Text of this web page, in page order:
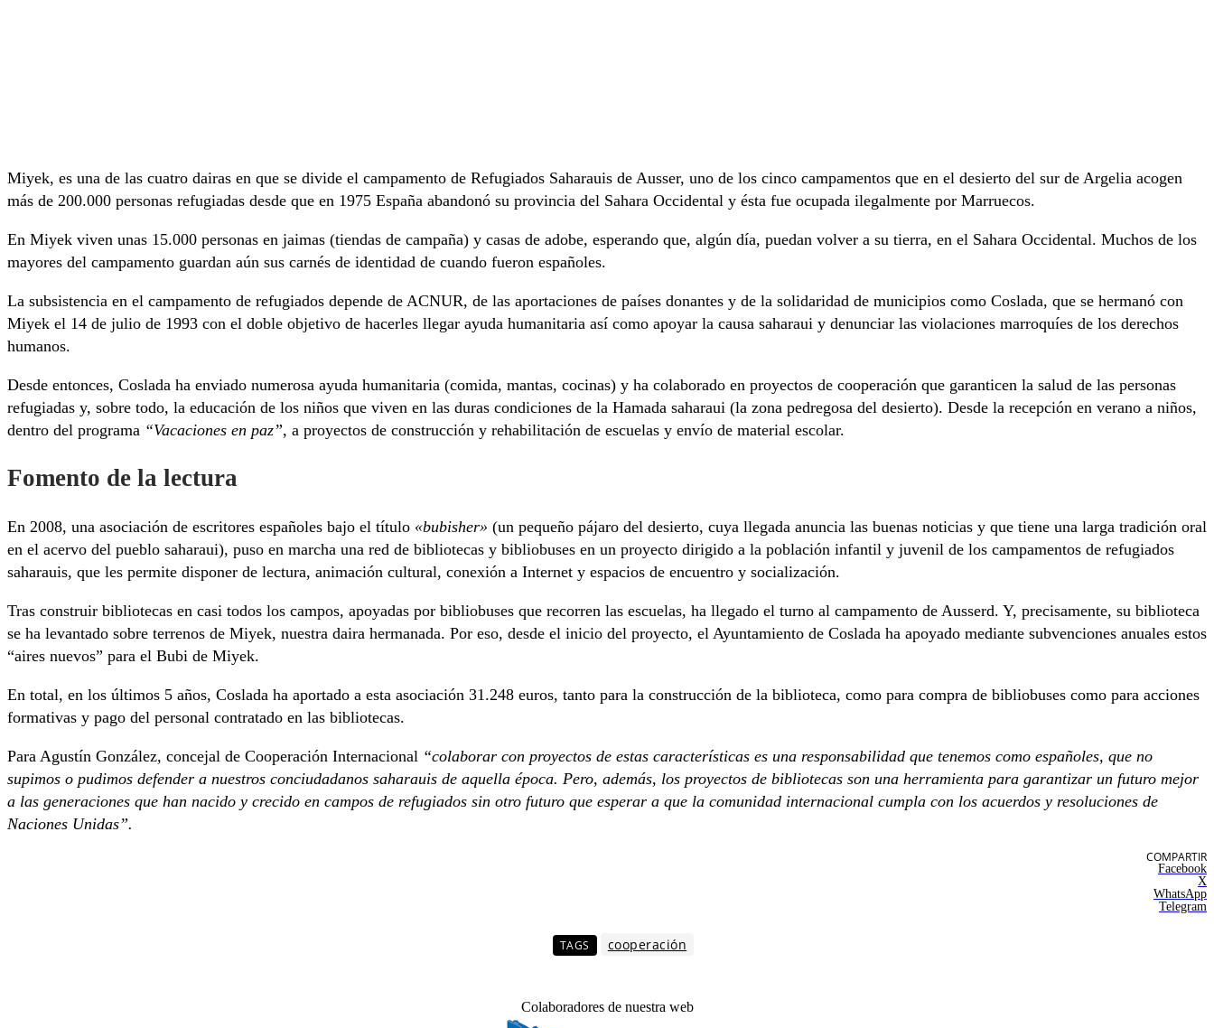
Miyek, es una de las cuatro dairas en que se divide el campamento de Refugiados Saharauis de Ausser, uno de los cinco campamentos que en el desierto del sur de Argelia acogen
más de 200.000 personas refugiadas desde que en 1975 España abandonó su provincia del Sahara Occidental y ésta fue ocupada ilegalmente por Marruecos.
En Miyek viven unas 15.000 personas en jaimas (tiendas de campaña) y casas de adobe, esperando que, algún día, puedan volver a su tierra, en el Sahara Occidental. Muchos de los
mayores del campamento guardan aún sus carnés de identidad de cuando fueron españoles.
La subsistencia en el campamento de refugiados depende de ACNUR, de las aportaciones de países donantes y de la solidaridad de municipios como Coslada, que se hermanó con
Miyek el 14 de julio de 1993 con el doble objetivo de hacerles llegar ayuda humanitaria así como apoyar la causa saharaui y denunciar las violaciones marroquíes de los derechos
humanos.
Desde entonces, Coslada ha enviado numerosa ayuda humanitaria (comida, mantas, cocinas) y ha colaborado en proyectos de cooperación que garanticen la salud de las personas
refugiadas y, sobre todo, la educación de los niños que viven en las duras condiciones de la Hamada saharaui (la zona pedregosa del desierto). Desde la recepción en verano a niños,
dentro del programa “Vacaciones en paz”, a proyectos de construcción y rehabilitación de escuelas y envío de material escolar.
Fomento de la lectura
En 2008, una asociación de escritores españoles bajo el título «bubisher» (un pequeño pájaro del desierto, cuya llegada anuncia las buenas noticias y que tiene una larga tradición oral
en el acervo del pueblo saharaui), puso en marcha una red de bibliotecas y bibliobuses en un proyecto dirigido a la población infantil y juvenil de los campamentos de refugiados
saharauis, que les permite disponer de lectura, animación cultural, conexión a Internet y espacios de encuentro y socialización.
Tras construir bibliotecas en casi todos los campos, apoyadas por bibliobuses que recorren las escuelas, ha llegado el turno al campamento de Ausserd. Y, precisamente, su biblioteca
se ha levantado sobre terrenos de Miyek, nuestra daira hermanada. Por eso, desde el inicio del proyecto, el Ayuntamiento de Coslada ha apoyado mediante subvenciones anuales estos
“aires nuevos” para el Bubi de Miyek.
En total, en los últimos 5 años, Coslada ha aportado a esta asociación 31.248 euros, tanto para la construcción de la biblioteca, como para compra de bibliobuses como para acciones
formativas y pago del personal contratado en las bibliotecas.
Para Agustín González, concejal de Cooperación Internacional “colaborar con proyectos de estas características es una responsabilidad que tenemos como españoles, que no
supimos o pudimos defender a nuestros conciudadanos saharauis de aquella época. Pero, además, los proyectos de bibliotecas son una herramienta para garantizar un futuro mejor
a las generaciones que han nacido y crecido en campos de refugiados sin otro futuro que esperar a que la comunidad internacional cumpla con los acuerdos y resoluciones de
Naciones Unidas”.
COMPARTIR
Facebook
X
WhatsApp
Telegram
TAGS cooperación
Colaboradores de nuestra web